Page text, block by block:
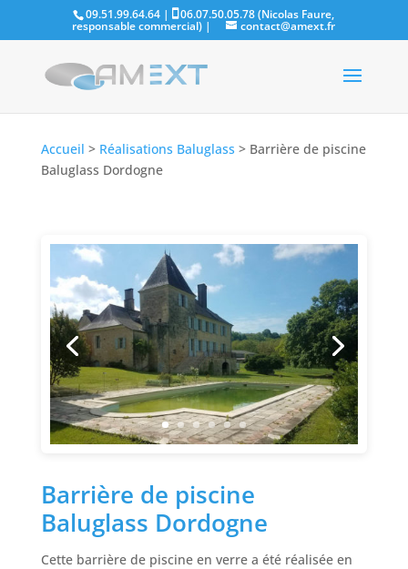
09.51.99.64.64 | 06.07.50.05.78 (Nicolas Faure,
responsable commercial) | contact@amext.fr
Accueil > Réalisations Baluglass > Barrière de piscine
Baluglass Dordogne
Barrière de piscine
Baluglass Dordogne
Cette barrière de piscine en verre a été réalisée en